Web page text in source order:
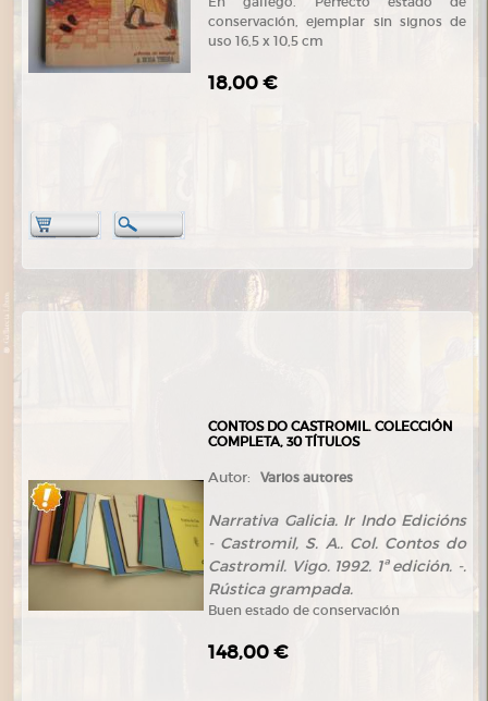
conservación, ejemplar sin signos de
uso 16,5 x 10,5 cm
18,00 €
CONTOS DO CASTROMIL. COLECCIÓN
COMPLETA, 30 TÍTULOS
Autor: Varios autores
Narrativa Galicia. Ir Indo Edicións
- Castromil, S. A.. Col. Contos do
Castromil. Vigo. 1992. 1ª edición. -.
Rústica grampada.
Buen estado de conservación
148,00 €